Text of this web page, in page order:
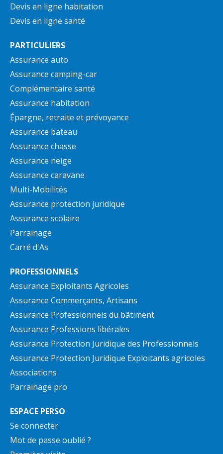
Devis en ligne habitation
Devis en ligne santé
PARTICULIERS
Assurance auto
Assurance camping-car
Complémentaire santé
Assurance habitation
Épargne, retraite et prévoyance
Assurance bateau
Assurance chasse
Assurance neige
Assurance caravane
Multi-Mobilités
Assurance protection juridique
Assurance scolaire
Parrainage
Carré d'As
PROFESSIONNELS
Assurance Exploitants Agricoles
Assurance Commerçants, Artisans
Assurance Professionnels du bâtiment
Assurance Professions libérales
Assurance Protection Juridique des Professionnels
Assurance Protection Juridique Exploitants agricoles
Associations
Parrainage pro
ESPACE PERSO
Se connecter
Mot de passe oublié ?